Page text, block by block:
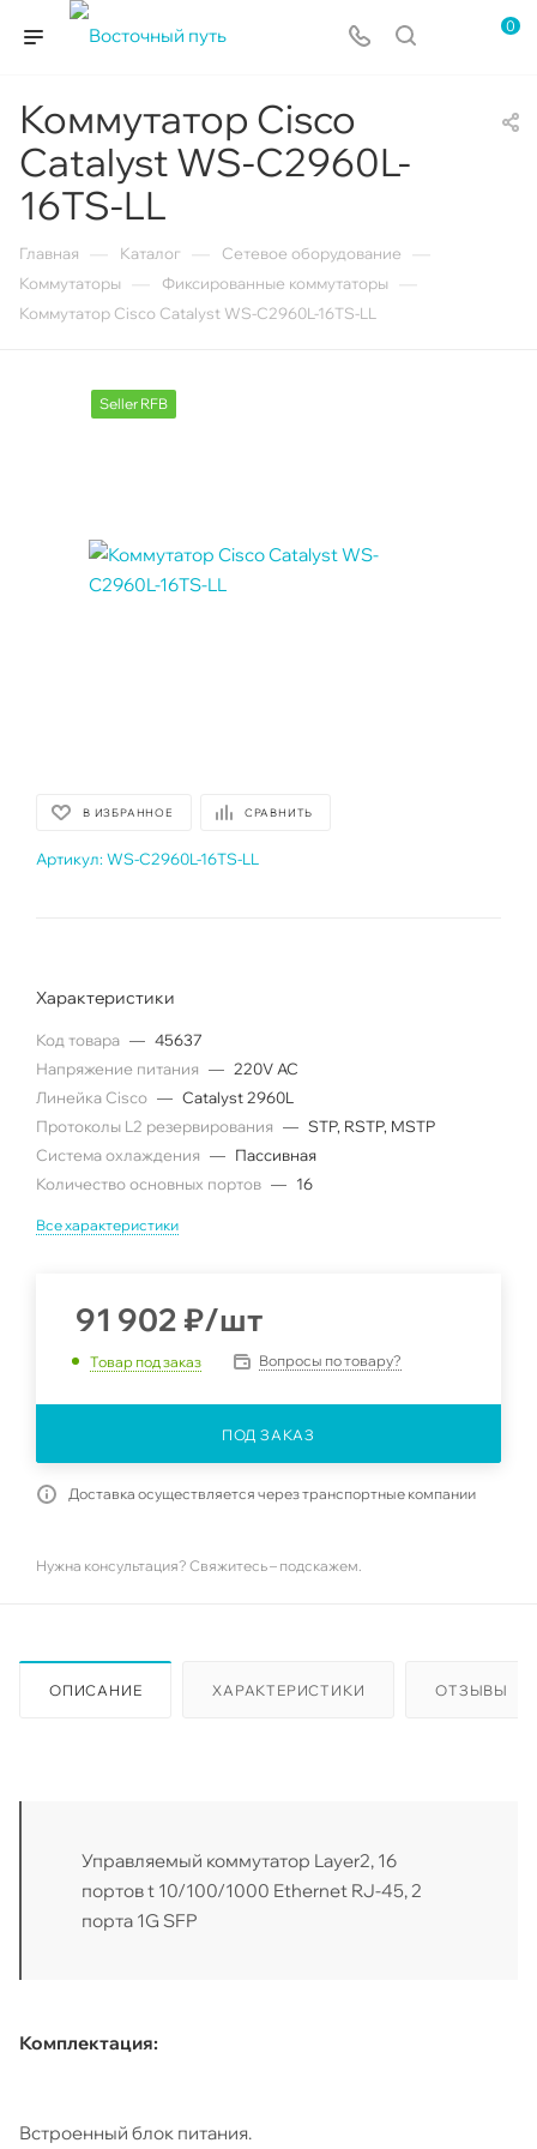
0
Коммутатор Cisco
Catalyst WS-C2960L-
16TS-LL
Главная Каталог Сетевое оборудование
Коммутаторы Фиксированные коммутаторы
Коммутатор Cisco Catalyst WS-C2960L-16TS-LL
Seller RFB
В ИЗБРАННОЕ СРАВНИТЬ
Артикул: WS-C2960L-16TS-LL
Характеристики
Код товара — 45637
Напряжение питания — 220V AC
Линейка Cisco — Catalyst 2960L
Протоколы L2 резервирования — STP, RSTP, MSTP
Система охлаждения — Пассивная
Количество основных портов — 16
Все характеристики
91 902 ₽/шт
Товар под заказ Вопросы по товару?
ПОД ЗАКАЗ
Доставка осуществляется через транспортные компании
Нужна консультация? Свяжитесь – подскажем.
ОПИСАНИЕ ХАРАКТЕРИСТИКИ ОТЗЫВЫ
Управляемый коммутатор Layer2, 16
портов t 10/100/1000 Ethernet RJ-45, 2
порта 1G SFP
Комплектация:
Встроенный блок питания.